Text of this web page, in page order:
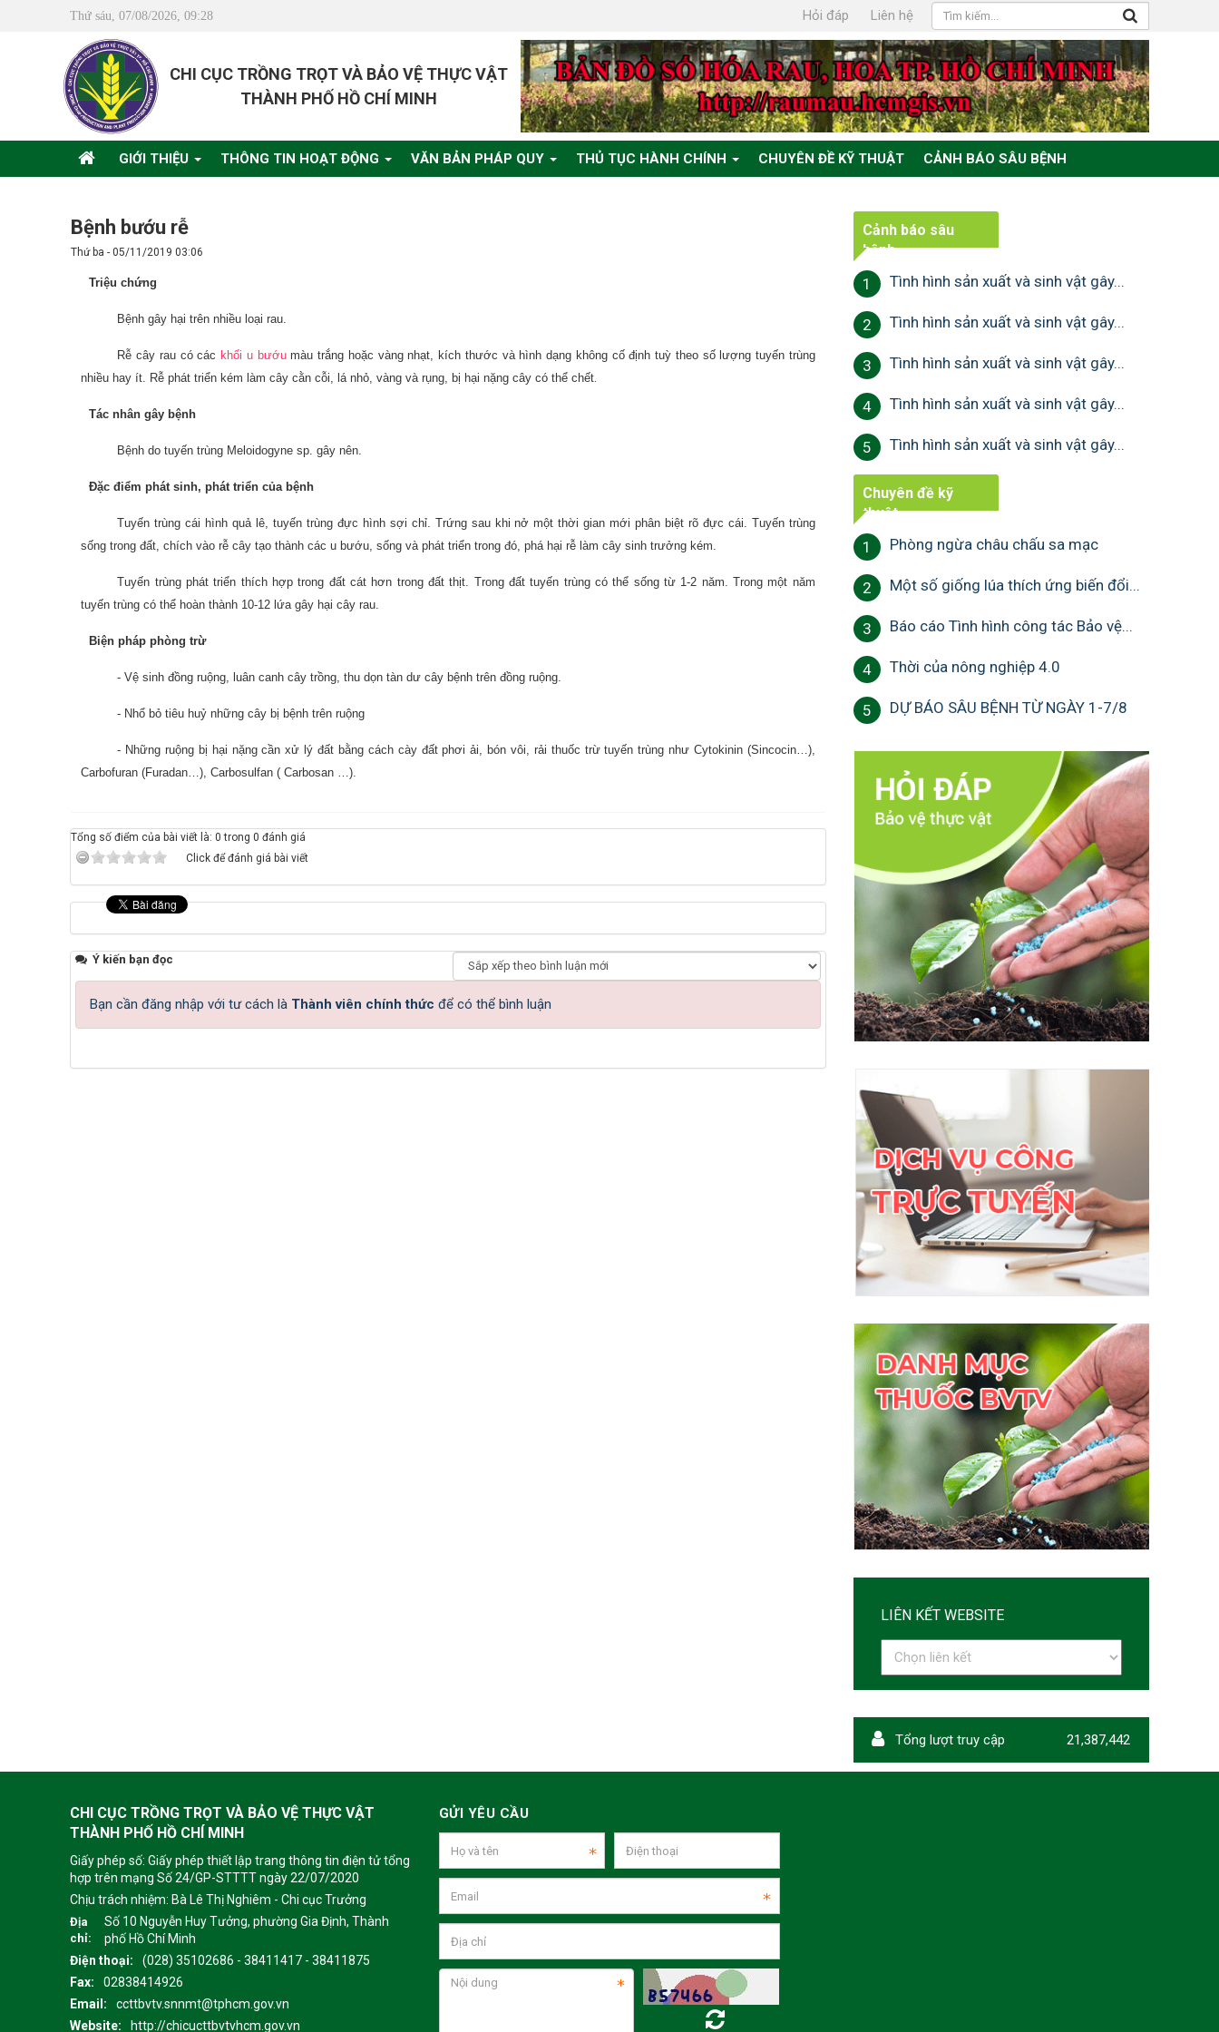
Thứ sáu, 07/08/2026, 09:28 Hỏi đáp Liên hệ
CHI CỤC TRỒNG TRỌT VÀ BẢO VỆ THỰC VẬT
THÀNH PHỐ HỒ CHÍ MINH
GIỚI THIỆU THÔNG TIN HOẠT ĐỘNG VĂN BẢN PHÁP QUY THỦ TỤC HÀNH CHÍNH CHUYÊN ĐỀ KỸ THUẬT CẢNH BÁO SÂU BỆNH
Bệnh bướu rễ
Thứ ba - 05/11/2019 03:06
Triệu chứng
Bệnh gây hại trên nhiều loại rau.
Rễ cây rau có cáckhối u bướumàu trắng hoặc vàng nhạt, kích thước và hình dạng không cố định tuỳ theo số lượng tuyến trùng
nhiều hay ít. Rễ phát triển kém làm cây cằn cỗi, lá nhỏ, vàng và rụng, bị hại nặng cây có thể chết.
Tác nhân gây bệnh
Bệnh do tuyến trùng Meloidogyne sp. gây nên.
Đặc điểm phát sinh, phát triển của bệnh
Tuyến trùng cái hình quả lê, tuyến trùng đực hình sợi chỉ. Trứng sau khi nở một thời gian mới phân biệt rõ đực cái. Tuyến trùng
sống trong đất, chích vào rễ cây tạo thành các u bướu, sống và phát triển trong đó, phá hại rễ làm cây sinh trưởng kém.
Tuyến trùng phát triển thích hợp trong đất cát hơn trong đất thịt. Trong đất tuyến trùng có thể sống từ 1-2 năm. Trong một năm
tuyến trùng có thể hoàn thành 10-12 lứa gây hại cây rau.
Biện pháp phòng trừ
- Vệ sinh đồng ruộng, luân canh cây trồng, thu dọn tàn dư cây bệnh trên đồng ruộng.
- Nhổ bỏ tiêu huỷ những cây bị bệnh trên ruộng
- Những ruộng bị hại nặng cần xử lý đất bằng cách cày đất phơi ải, bón vôi, rải thuốc trừ tuyến trùng như Cytokinin (Sincocin…),
Carbofuran (Furadan…), Carbosulfan ( Carbosan …).
Tổng số điểm của bài viết là: 0 trong 0 đánh giá
Click để đánh giá bài viết
Ý kiến bạn đọc
Bạn cần đăng nhập với tư cách là Thành viên chính thức để có thể bình luận
Cảnh báo sâu
bệnh
1 Tình hình sản xuất và sinh vật gây...
2 Tình hình sản xuất và sinh vật gây...
3 Tình hình sản xuất và sinh vật gây...
4 Tình hình sản xuất và sinh vật gây...
5 Tình hình sản xuất và sinh vật gây...
Chuyên đề kỹ
thuật
1 Phòng ngừa châu chấu sa mạc
2 Một số giống lúa thích ứng biến đổi...
3 Báo cáo Tình hình công tác Bảo vệ...
4 Thời của nông nghiệp 4.0
5 DỰ BÁO SÂU BỆNH TỪ NGÀY 1-7/8
LIÊN KẾT WEBSITE
Tổng lượt truy cập 21,387,442
CHI CỤC TRỒNG TRỌT VÀ BẢO VỆ THỰC VẬT
THÀNH PHỐ HỒ CHÍ MINH
Giấy phép số: Giấy phép thiết lập trang thông tin điện tử tổng
hợp trên mạng Số 24/GP-STTTT ngày 22/07/2020
Chịu trách nhiệm: Bà Lê Thị Nghiêm - Chi cục Trưởng
Địa
chỉ:
Số 10 Nguyễn Huy Tưởng, phường Gia Định, Thành
phố Hồ Chí Minh
Điện thoại:
(028) 35102686 - 38411417 - 38411875
Fax:
02838414926
Email:
ccttbvtv.snnmt@tphcm.gov.vn
Website:
http://chicucttbvtvhcm.gov.vn
GỬI YÊU CẦU